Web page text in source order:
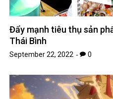
Đẩy mạnh tiêu thụ sản
Thái Bình
September 22, 2022 0